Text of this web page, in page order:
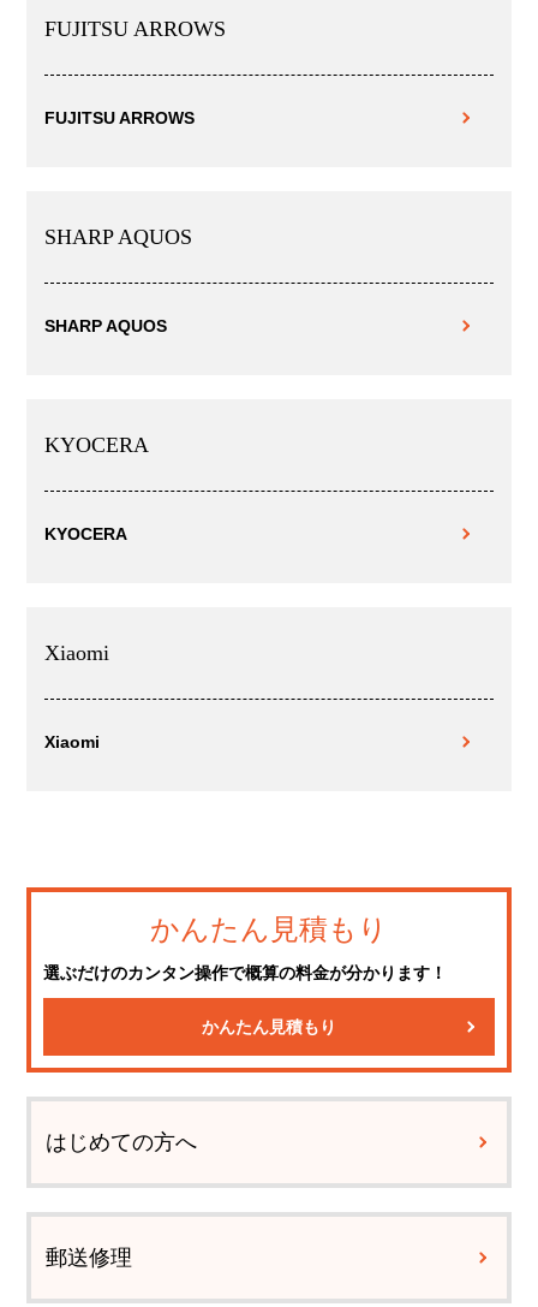
FUJITSU ARROWS
FUJITSU ARROWS
SHARP AQUOS
SHARP AQUOS
KYOCERA
KYOCERA
Xiaomi
Xiaomi
かんたん見積もり
選ぶだけのカンタン操作で概算の料金が分かります！
かんたん見積もり
はじめての方へ
郵送修理